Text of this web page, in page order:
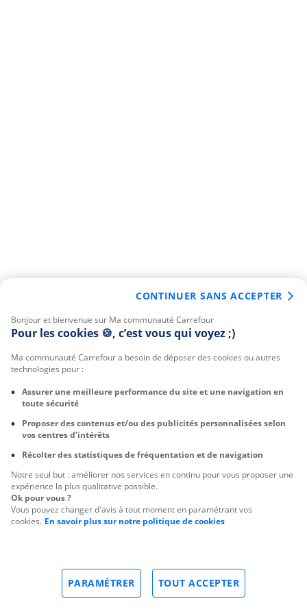
Bonjour et bienvenue sur Ma communauté Carrefour
Pour les cookies 🍪, c’est vous qui voyez ;)
Ma communauté Carrefour a besoin de déposer des cookies ou autres
technologies pour :
Assurer une meilleure performance du site et une navigation en
toute sécurité
Proposer des contenus et/ou des publicités personnalisées selon
vos centres d’intérêts
Récolter des statistiques de fréquentation et de navigation
Notre seul but : améliorer nos services en continu pour vous proposer une
expérience la plus qualitative possible.
Ok pour vous ?
Vous pouvez changer d'avis à tout moment en paramétrant vos
cookies. En savoir plus sur notre politique de cookies
TOUT ACCEPTER
PARAMÉTRER
CONTINUER SANS ACCEPTER